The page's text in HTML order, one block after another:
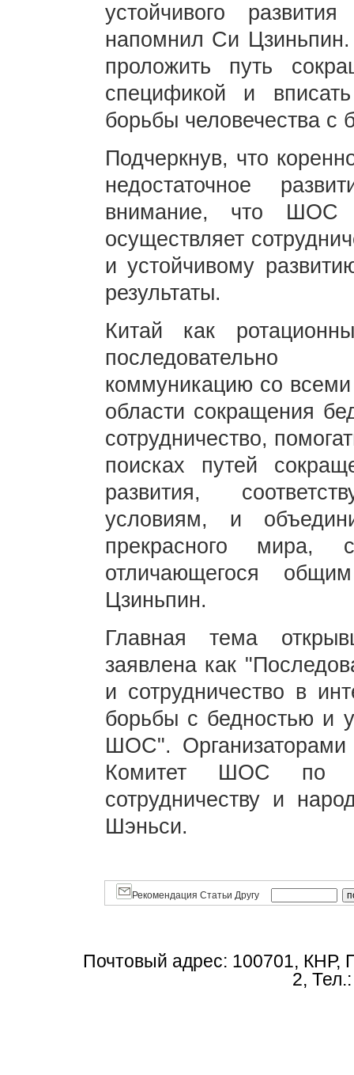
устойчивого
напомнил Си
проложить путь
спецификой и
борьбы человечества с
Подчеркнув, что
недостаточное
внимание, что ШОС
осуществляет
и устойчивому
результаты.
Китай как
последовательно
коммуникацию со
области сокращения
сотрудничество,
поисках путей
развития,
условиям, и
прекрасного мира,
отличающегося
Цзиньпин.
Главная тема
заявлена как
и сотрудничество в
борьбы с бедностью и
ШОС".
Комитет ШОС по
сотрудничеству и
Шэньси.
Рекомендация Статьи Другу
Почтовый адрес: 100701, КНР,
2,